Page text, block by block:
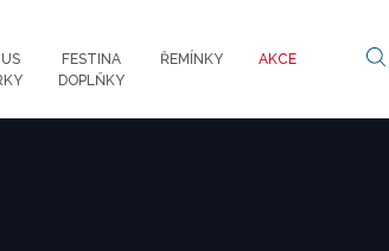
FESTINA
DOPLŇKY
ŘEMÍNKY AKCE